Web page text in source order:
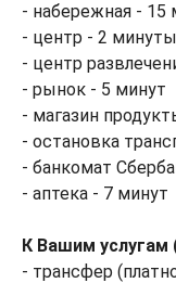
- набережная - 15
- центр - 2 минуты
- центр
- рынок - 5 минут
- магазин
- остановка
- банкомат
- аптека - 7 минут
К Вашим услугам
- трансфер